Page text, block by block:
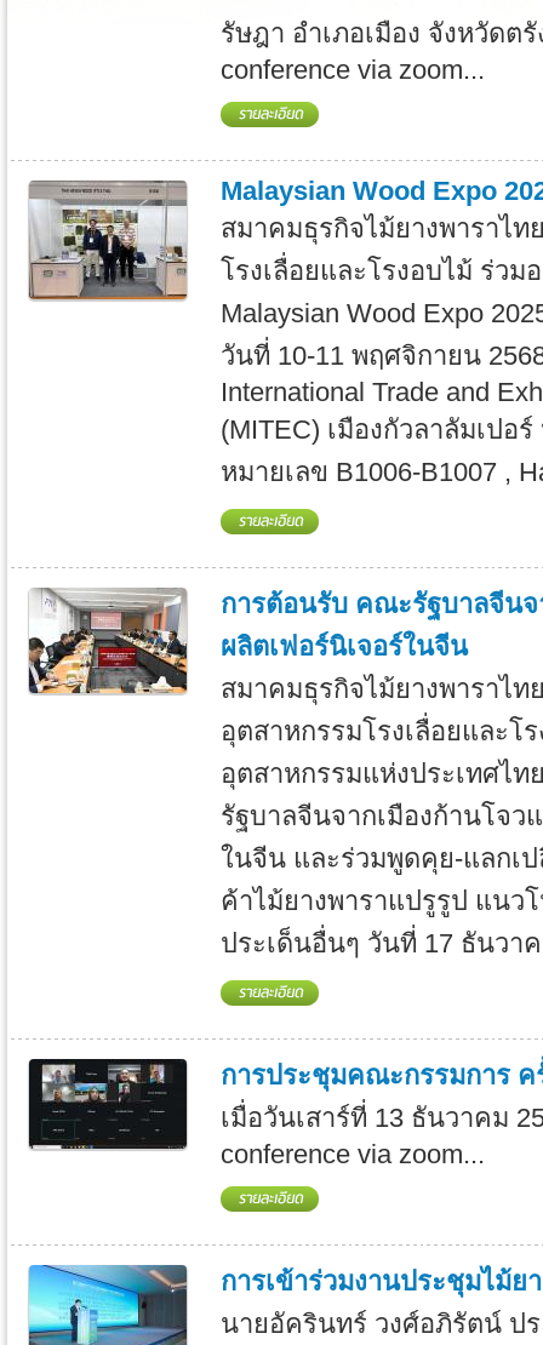
รัษฎา อำเภอเมือง จังหวัดต
conference via zoom...
Malaysian Wood Expo
สมาคมธุรกิจไม้ยางพาราไ
โรงเลื่อยและโรงอบไม้ ร่วม
Malaysian Wood Expo
วันที่ 10-11 พฤศจิกายน
International Trade and
(MITEC) เมืองกัวลาลัมเปอ
หมายเลข B1006-B1007 ,
การต้อนรับ คณะรัฐบาลจีนจ
ผลิตเฟอร์นิเจอร์ในจีน
สมาคมธุรกิจไม้ยางพาราไท
อุตสาหกรรมโรงเลื่อยและโ
อุตสาหกรรมแห่งประเทศไ
รัฐบาลจีนจากเมืองก้านโจว
ในจีน และร่วมพูดคุย-แลกเ
ค้าไม้ยางพาราแปรูรูป แนว
ประเด็นอื่นๆ วันที่ 17 ธันวา
การประชุมคณะกรรมการ ค
เมื่อวันเสาร์ที่ 13 ธันวาคม
conference via zoom...
การเข้าร่วมงานประชุมไม้ย
นายอัครินทร์ วงศ์อภิรัตน์ ป